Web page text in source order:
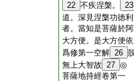
22 不疾涅槃。
23
道。深見涅槃功徳
者。當知是菩薩於
大方便。是大方便
爲修第一空解 26
無上大智故 27 ◎
菩薩地持經卷第一